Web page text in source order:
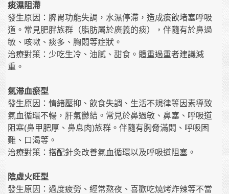
痰濕阻滯
發生原因：脾胃功能失調，水濕停滯，造成痰飲堵塞呼吸
道。常見肥胖族群（脂肪屬於廣義的痰），伴隨有於鼻過
敏、咳嗽、痰多、胸悶等症狀。
治療對策：少吃生冷、油膩、甜食。體重過重者建議減
重。
氣滞血瘀型
發生原因：情緒壓抑、飲食失調、生活不規律等因素導致
氣血循環不暢，肝氣鬱結。常見於鼻過敏、鼻塞、呼吸道
阻塞(鼻甲肥厚、鼻息肉)族群。伴隨有胸脅滿悶、呼吸困
難、口渴等。
治療對策：搭配針灸改善氣血循環以及呼吸道阻塞。
陰虛火旺型
發生原因：過度疲勞、經常熬夜、喜歡吃燒烤炸辣等不當